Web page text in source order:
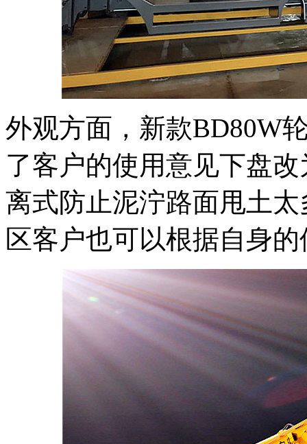
外观方面，新款BD80W
了客户的使用意见下盘
离式防止泥泞路面甩土
区客户也可以根据自身